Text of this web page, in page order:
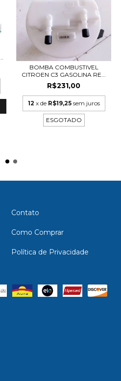
BOMBA COMBUSTIVEL
CITROEN C3 GASOLINA RE...
R$231,00
12 x de R$19,25 sem juros
ESGOTADO
Contato
Como Comprar
Política de Privacidade